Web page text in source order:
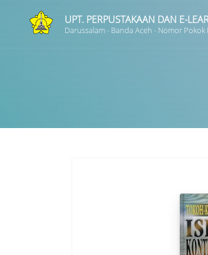
UPT. PERPUSTAKAAN DAN E-
Darussalam - Banda Aceh - Nomor
Judul